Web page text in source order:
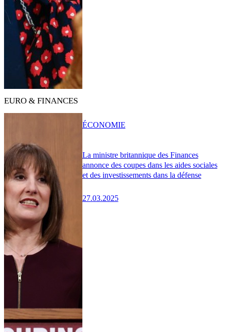
EURO & FINANCES
La ministre britannique des Finances
annonce des coupes dans les aides sociales
et des investissements dans la défense
27.03.2025
ÉCONOMIE